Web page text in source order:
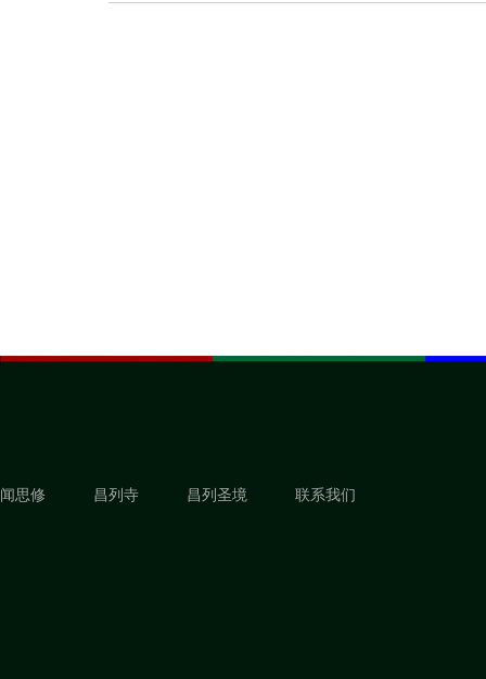
闻思修 昌列寺 昌列圣境 联系我们